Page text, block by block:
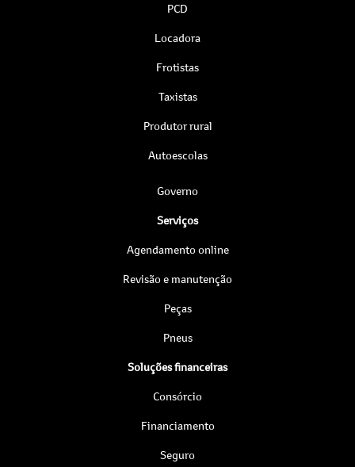
PCD
Locadora
Frotistas
Taxistas
Produtor rural
Autoescolas
Governo
Serviços
Agendamento online
Revisão e manutenção
Peças
Pneus
Soluções financeiras
Consórcio
Financiamento
Seguro